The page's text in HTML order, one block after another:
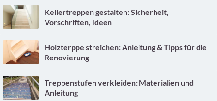
Kellertreppen gestalten: Sicherheit,
Vorschriften, Ideen
Holzterppe streichen: Anleitung & Tipps für die
Renovierung
Treppenstufen verkleiden: Materialien und
Anleitung